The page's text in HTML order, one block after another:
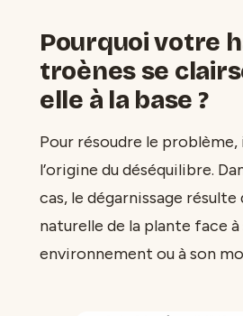
Pourquoi votre
troènes se
elle à la base ?
Pour résoudre le
l’origine du déséquilibre.
cas, le dégarnissage résulte
naturelle de la plante face à
environnement ou à son